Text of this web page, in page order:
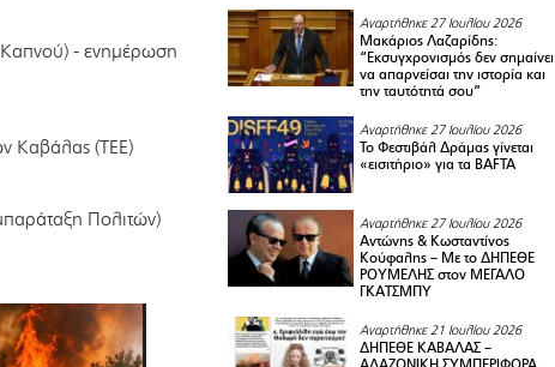
Καπνού) - ενημέρωση
Καβάλας (ΤΕΕ)
Πολιτών)
Αναρτήθηκε 27 Ιουλίου 2026
Μακάριος Λαζαρίδης:
“Εκσυγχρονισμός δεν σημαίνει
να απαρνείσαι την ιστορία και
την ταυτότητά σου”
Αναρτήθηκε 27 Ιουλίου 2026
Το Φεστιβάλ Δράμας γίνεται
«εισιτήριο» για τα BAFTA
Αναρτήθηκε 27 Ιουλίου 2026
Αντώνης & Κωσταντίνος
Κούφαλης – Με το ΔΗΠΕΘΕ
ΡΟΥΜΕΛΗΣ στον ΜΕΓΑΛΟ
ΓΚΑΤΣΜΠΥ
Αναρτήθηκε 21 Ιουλίου 2026
ΔΗΠΕΘΕ ΚΑΒΑΛΑΣ –